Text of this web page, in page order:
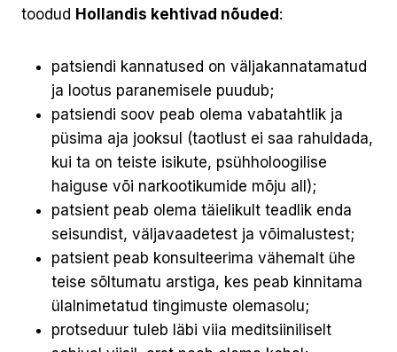
toodud Hollandis kehtivad nõuded:
patsiendi kannatused on väljakannatamatud
ja lootus paranemisele puudub;
patsiendi soov peab olema vabatahtlik ja
püsima aja jooksul (taotlust ei saa rahuldada,
kui ta on teiste isikute, psühholoogilise
haiguse või narkootikumide mõju all);
patsient peab olema täielikult teadlik enda
seisundist, väljavaadetest ja võimalustest;
patsient peab konsulteerima vähemalt ühe
teise sõltumatu arstiga, kes peab kinnitama
ülalnimetatud tingimuste olemasolu;
protseduur tuleb läbi viia meditsiiniliselt